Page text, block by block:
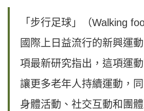
「步行足球」（Walking
國際上日益流行的新興運
項最新研究指出，這項運
讓更多老年人持續運動，
身體活動、社交互動和團體